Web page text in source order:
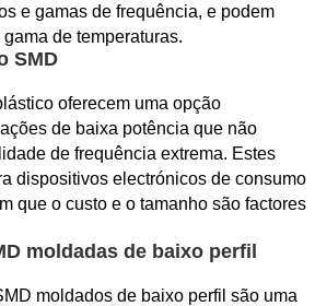
e gamas de frequência, e podem
de temperaturas.
SMD
oferecem uma opção
de baixa potência que não
de frequência extrema. Estes
dispositivos electrónicos de consumo
que o custo e o tamanho são factores
moldadas de baixo perfil
moldados de baixo perfil são uma